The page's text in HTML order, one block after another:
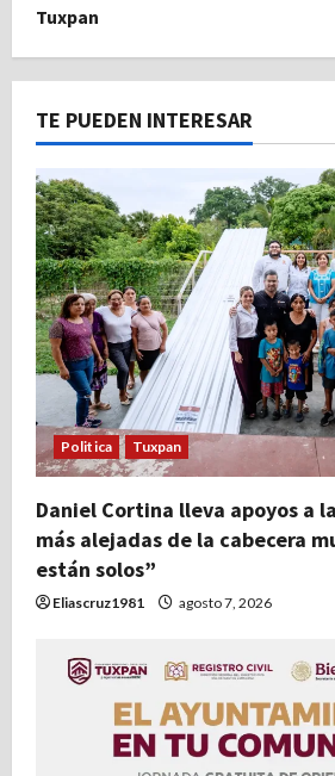
Tuxpan
TE PUEDEN INTERESAR
Politica Tuxpan
Daniel Cortina lleva apoyos a
más alejadas de la cabecera
están solos”
Eliascruz1981 agosto 7, 2026